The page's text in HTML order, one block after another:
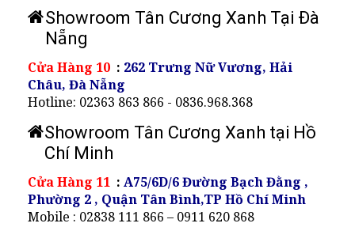
Showroom Tân Cương Xanh Tại Đà
Nẵng
Cửa Hàng 10 : 262 Trưng Nữ Vương, Hải
Châu, Đà Nẵng
Hotline: 02363 863 866 - 0836.968.368
Showroom Tân Cương Xanh tại Hồ
Chí Minh
Cửa Hàng 11 : A75/6D/6 Đường Bạch Đằng ,
Phường 2 , Quận Tân Bình,TP Hồ Chí Minh
Mobile : 02838 111 866 – 0911 620 868